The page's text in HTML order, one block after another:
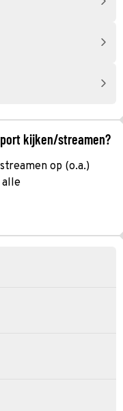
kijken/streamen?
op (o.a.)